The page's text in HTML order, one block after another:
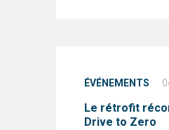
ÉVÉNEMENTS
Le rétrofit
Drive to Zero